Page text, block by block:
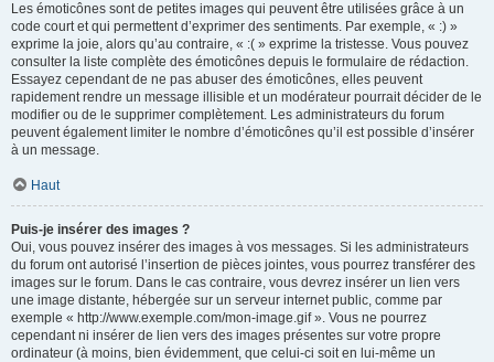
Les émoticônes sont de petites images qui peuvent être utilisées grâce à un
code court et qui permettent d’exprimer des sentiments. Par exemple, « :) »
exprime la joie, alors qu’au contraire, « :( » exprime la tristesse. Vous pouvez
consulter la liste complète des émoticônes depuis le formulaire de rédaction.
Essayez cependant de ne pas abuser des émoticônes, elles peuvent
rapidement rendre un message illisible et un modérateur pourrait décider de le
modifier ou de le supprimer complètement. Les administrateurs du forum
peuvent également limiter le nombre d’émoticônes qu’il est possible d’insérer
à un message.
Haut
Puis-je insérer des images ?
Oui, vous pouvez insérer des images à vos messages. Si les administrateurs
du forum ont autorisé l’insertion de pièces jointes, vous pourrez transférer des
images sur le forum. Dans le cas contraire, vous devrez insérer un lien vers
une image distante, hébergée sur un serveur internet public, comme par
exemple « http://www.exemple.com/mon-image.gif ». Vous ne pourrez
cependant ni insérer de lien vers des images présentes sur votre propre
ordinateur (à moins, bien évidemment, que celui-ci soit en lui-même un